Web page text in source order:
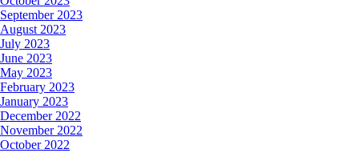
September 2023
August 2023
July 2023
June 2023
May 2023
February 2023
January 2023
December 2022
November 2022
October 2022